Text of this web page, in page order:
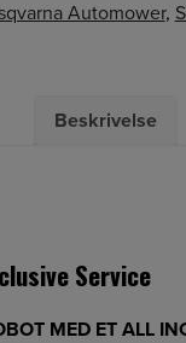
Automower,
Beskrivelse
Service
MED ET ALL